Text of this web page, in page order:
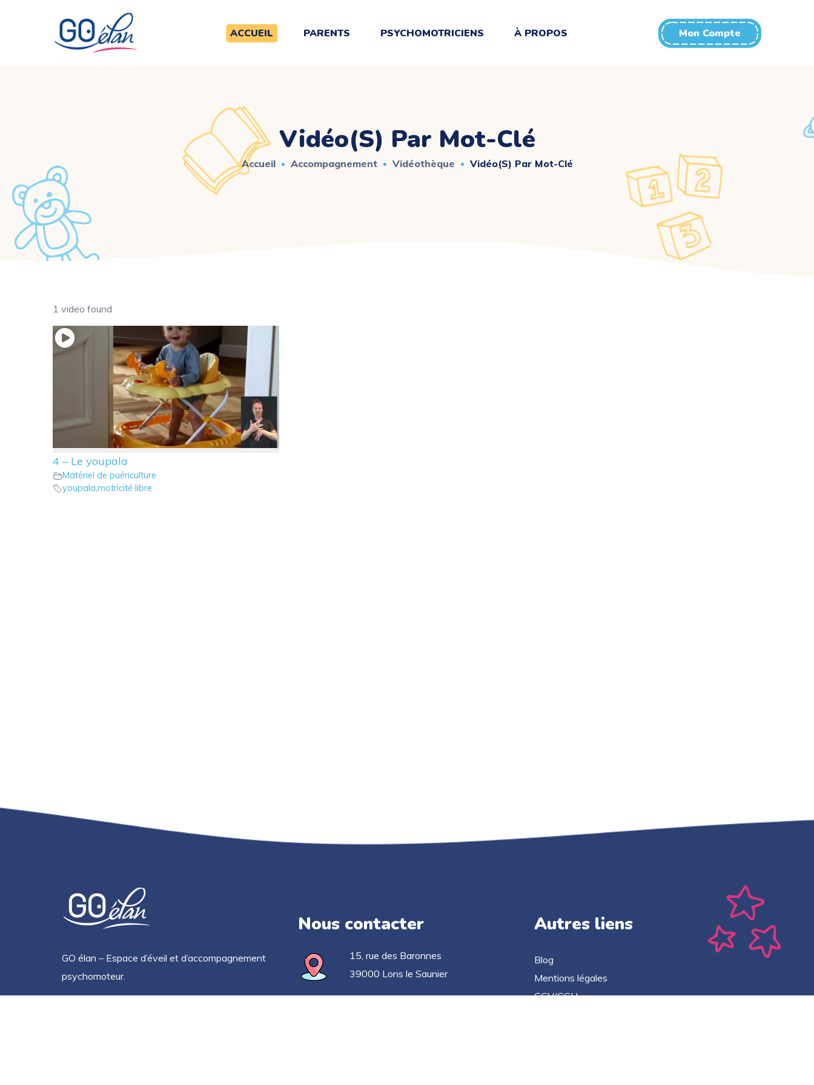
ACCUEIL PARENTS PSYCHOMOTRICIENS À PROPOS Mon Compte
Vidéo(s) Par Mot-Clé
Accueil Accompagnement Vidéothèque Vidéo(s) Par Mot-Clé
1 video found
4 – Le youpala
Matériel de puériculture
youpala,motricité libre
GO élan – Espace d’éveil et d’accompagnement
psychomoteur.
Nous contacter
15, rue des Baronnes
39000 Lons le Saunier
Autres liens
Blog
Mentions légales
CGV/CGU